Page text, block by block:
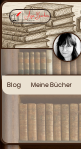
Blog Meine Bücher